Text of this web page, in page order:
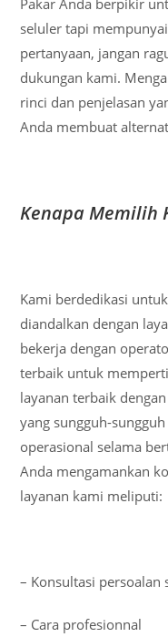
seluler tapi
pertanyaan, jangan
dukungan kami.
rinci dan penjelasan
Anda membuat
Kenapa Memilih
Kami berdedikasi
diandalkan dengan
bekerja dengan
terbaik untuk
layanan terbaik
yang sungguh-
operasional selama
Anda mengamankan
layanan kami meliputi:
– Konsultasi persoalan
– Cara profesionnal